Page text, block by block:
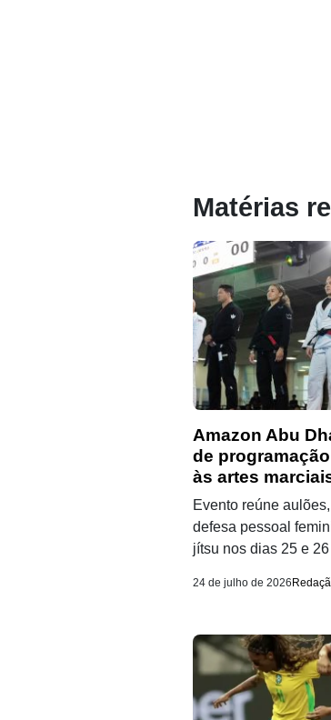
Matérias
Amazon Abu
de
às artes
Evento reúne
defesa pessoal
jítsu nos dias 25 e
24 de julho de 2026